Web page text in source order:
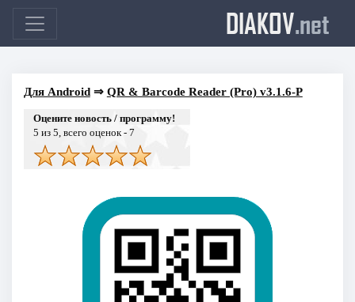
DIAKOV.net
Для Android⇒ QR & Barcode Reader (Pro) v3.1.6-P
Оцените новость / программу!
5 из 5, всего оценок - 7